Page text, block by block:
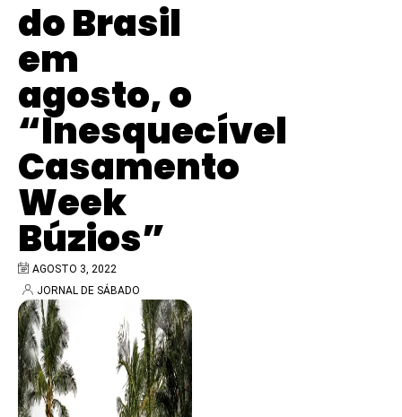
do Brasil
em
agosto, o
“Inesquecível
Casamento
Week
Búzios”
AGOSTO 3, 2022
JORNAL DE SÁBADO